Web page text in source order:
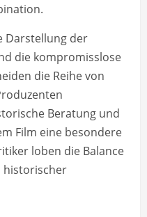
Darstellung der
die kompromisslose
die Reihe von
Beratung und
Film eine besondere
loben die Balance
historischer